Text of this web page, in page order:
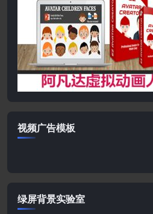
视频广告模板
绿屏背景实验室